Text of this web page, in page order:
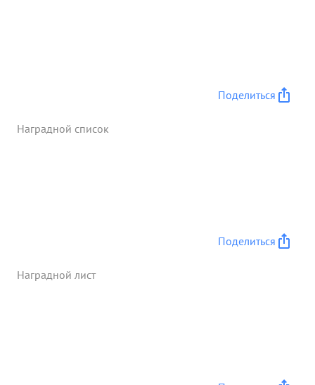
МЕ-109, отразив ее, точно вывел самолет на цель
30.01 до 30 солдат и офицеров. ...»
Поделиться
Наградной список
Поделиться
Наградной лист